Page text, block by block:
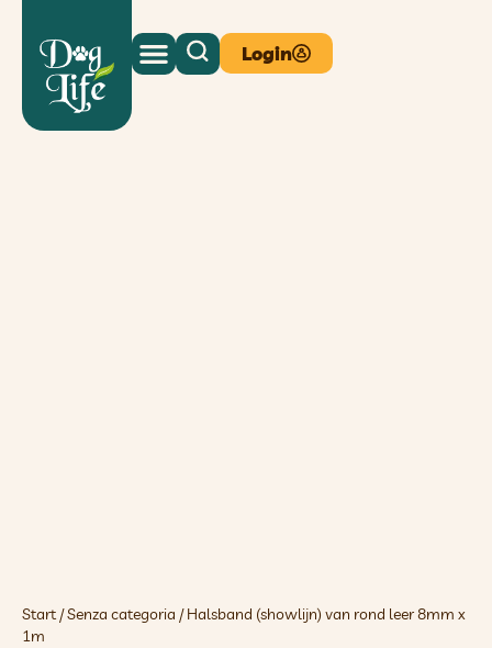
Login
Start/Senza categoria / Halsband (showlijn) van rond leer 8mm x
1m